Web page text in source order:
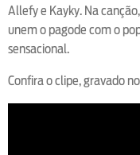
Allefy e Kayky. Na
unem o pagode com o
sensacional.
Confira o clipe, gravado